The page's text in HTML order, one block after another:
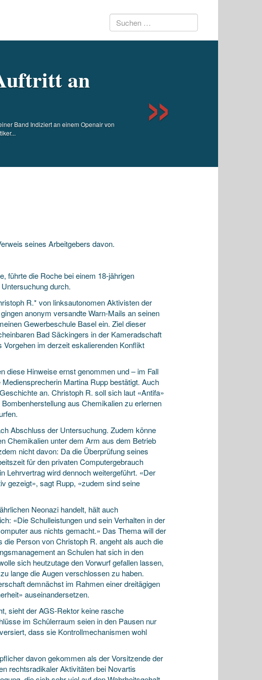
Suchen
an
Band Indiziert an einem Openair von
seines Arbeitgebers davon.
führte die Roche bei einem 18-jährigen
durch.
R.* von linksautonomen Aktivisten der
anonym versandte Warn-Mails an seinen
Gewerbeschule Basel ein. Ziel dieser
Bad Säckingers in der Kameradschaft
im derzeit eskalierenden Konflikt
diese Hinweise ernst genommen und – im Fall
Martina Rupp bestätigt. Auch
an. Christoph R. soll sich laut «Antifa»
aus Chemikalien zu erlernen
Abschluss der Untersuchung. Zudem könne
Chemikalien unter dem Arm aus dem Betrieb
nicht davon: Da die Überprüfung seines
für den privaten Computergebrauch
Lehrvertrag wird dennoch weitergeführt. «Der
gezeigt», sagt Rupp, «zudem sind seine
Neonazi handelt, hält auch
«Die Schulleistungen und sein Verhalten in der
aus nichts gemacht.» Das Thema will der
Person von Christoph R. angeht als auch die
an Schulen hat sich in den
sich heutzutage den Vorwurf gefallen lassen,
lange die Augen verschlossen zu haben.
demnächst im Rahmen einer dreitägigen
auseinandersetzen.
sieht der AGS-Rektor keine rasche
im Schülerraum seien in den Pausen nur
dass sie Kontrollmechanismen wohl
davon gekommen als der Vorsitzende der
rechtsradikaler Aktivitäten bei Novartis